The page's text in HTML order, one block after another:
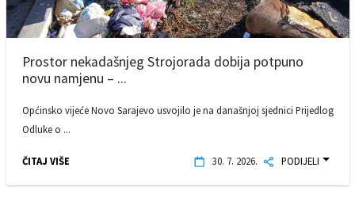
Prostor nekadašnjeg Strojorada dobija potpuno
novu namjenu – ...
Općinsko vijeće Novo Sarajevo usvojilo je na današnjoj sjednici Prijedlog
Odluke o ...
ČITAJ VIŠE 30. 7. 2026. PODIJELI